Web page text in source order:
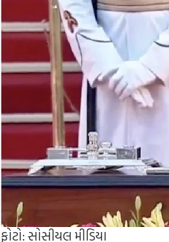
ફોટો: સોસીયલ મીડિયા